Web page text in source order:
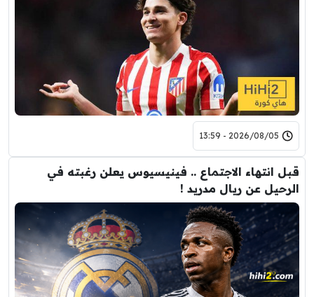
2026/08/05 - 13:59
قبل انتهاء الاجتماع .. فينيسيوس يعلن رغبته في
الرحيل عن ريال مدريد !